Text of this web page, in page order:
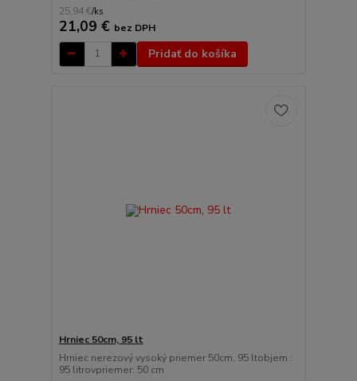
25,94 €/ks
21,09 € bez DPH
Pridať do košíka
Hrniec 50cm, 95 lt
Hrniec nerezový vysoký priemer 50cm, 95 ltobjem :
95 litrovpriemer: 50 cm